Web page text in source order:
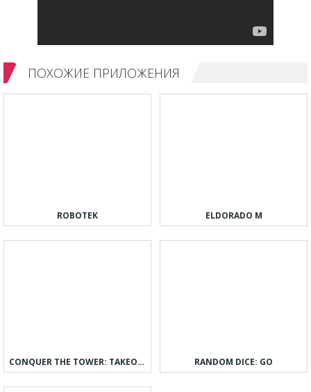
ПОХОЖИЕ ПРИЛОЖЕНИЯ
ROBOTEK ELDORADO M
CONQUER THE TOWER: TAKEOVER RANDOM DICE: GO